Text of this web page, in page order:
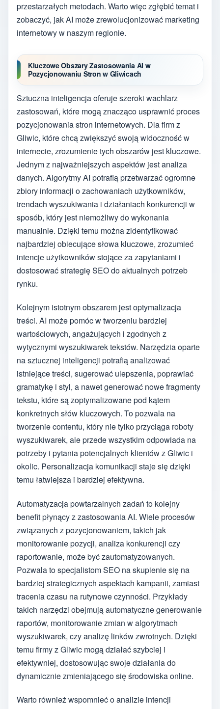
przestarzałych metodach. Warto więc zgłębić temat i
zobaczyć, jak AI może zrewolucjonizować marketing
internetowy w naszym regionie.
Kluczowe Obszary Zastosowania AI w
Pozycjonowaniu Stron w Gliwicach
Sztuczna inteligencja oferuje szeroki wachlarz
zastosowań, które mogą znacząco usprawnić proces
pozycjonowania stron internetowych. Dla firm z
Gliwic, które chcą zwiększyć swoją widoczność w
internecie, zrozumienie tych obszarów jest kluczowe.
Jednym z najważniejszych aspektów jest analiza
danych. Algorytmy AI potrafią przetwarzać ogromne
zbiory informacji o zachowaniach użytkowników,
trendach wyszukiwania i działaniach konkurencji w
sposób, który jest niemożliwy do wykonania
manualnie. Dzięki temu można zidentyfikować
najbardziej obiecujące słowa kluczowe, zrozumieć
intencje użytkowników stojące za zapytaniami i
dostosować strategię SEO do aktualnych potrzeb
rynku.
Kolejnym istotnym obszarem jest optymalizacja
treści. AI może pomóc w tworzeniu bardziej
wartościowych, angażujących i zgodnych z
wytycznymi wyszukiwarek tekstów. Narzędzia oparte
na sztucznej inteligencji potrafią analizować
istniejące treści, sugerować ulepszenia, poprawiać
gramatykę i styl, a nawet generować nowe fragmenty
tekstu, które są zoptymalizowane pod kątem
konkretnych słów kluczowych. To pozwala na
tworzenie contentu, który nie tylko przyciąga roboty
wyszukiwarek, ale przede wszystkim odpowiada na
potrzeby i pytania potencjalnych klientów z Gliwic i
okolic. Personalizacja komunikacji staje się dzięki
temu łatwiejsza i bardziej efektywna.
Automatyzacja powtarzalnych zadań to kolejny
benefit płynący z zastosowania AI. Wiele procesów
związanych z pozycjonowaniem, takich jak
monitorowanie pozycji, analiza konkurencji czy
raportowanie, może być zautomatyzowanych.
Pozwala to specjalistom SEO na skupienie się na
bardziej strategicznych aspektach kampanii, zamiast
tracenia czasu na rutynowe czynności. Przykłady
takich narzędzi obejmują automatyczne generowanie
raportów, monitorowanie zmian w algorytmach
wyszukiwarek, czy analizę linków zwrotnych. Dzięki
temu firmy z Gliwic mogą działać szybciej i
efektywniej, dostosowując swoje działania do
dynamicznie zmieniającego się środowiska online.
Warto również wspomnieć o analizie intencji